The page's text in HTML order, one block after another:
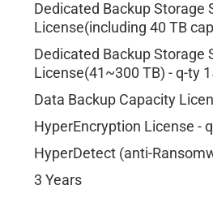
Dedicated Backup Storage
License(including 40 TB
Dedicated Backup Storage
License(41~300 TB) - q-ty
Data Backup Capacity
HyperEncryption License -
HyperDetect (anti-
3 Years